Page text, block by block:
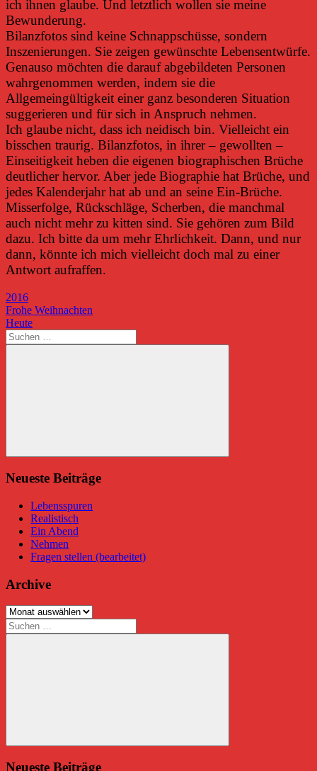
ich ihnen glaube. Und letztlich wollen sie meine
Bewunderung.
Bilanzfotos sind keine Schnappschüsse, sondern
Inszenierungen. Sie zeigen gewünschte Lebensentwürfe.
Genauso möchten die darauf abgebildeten Personen
wahrgenommen werden, indem sie die
Allgemeingültigkeit einer ganz besonderen Situation
suggerieren und für sich in Anspruch nehmen.
Ich glaube nicht, dass ich neidisch bin. Vielleicht ein
bisschen traurig. Bilanzfotos, in ihrer – gewollten –
Einseitigkeit heben die eigenen biographischen Brüche
deutlicher hervor. Aber jede Biographie hat Brüche, und
jedes Kalenderjahr hat ab und an seine Ein-Brüche.
Misserfolge, Rückschläge, Scherben, die manchmal
auch nicht mehr zu kitten sind. Sie gehören zum Bild
dazu. Ich bitte da um mehr Ehrlichkeit. Dann, und nur
dann, könnte ich mich vielleicht doch mal zu einer
Antwort aufraffen.
2016
Beitragsnavigation
Vorheriger
Beitrag:
Frohe Weihnachten
Nächster
Beitrag:
Heute
Suchen
nach:
Suchen
Neueste Beiträge
Lebensspuren
Realistisch
Ein Abend
Nehmen
Fragen stellen (bearbeitet)
Archive
Archive
Suchen
nach:
Suchen
Neueste Beiträge